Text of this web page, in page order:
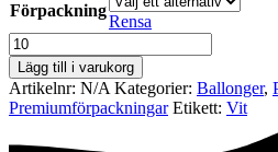
Förpackning
Rensa
Premiumförpackning
Ø30
cm
-
Clear
Lägg till i varukorg
Artikelnr: N/A Kategorier: Ballonger,
Premium­förpackningar Etikett: Vit